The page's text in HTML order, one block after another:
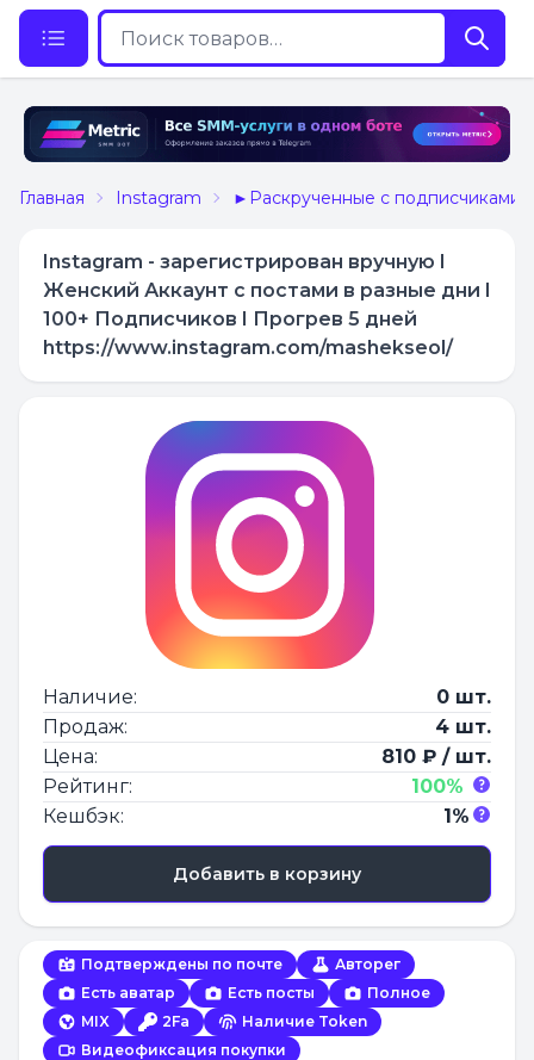
Главная Instagram ►Раскрученные с подписчиками
Instagram - зарегистрирован вручную I
Женский Аккаунт с постами в разные дни I
100+ Подписчиков I Прогрев 5 дней
https://www.instagram.com/mashekseol/
Подтверждены по почте
Авторег
Есть аватар
Есть посты
Полное
MIX
2Fa
Наличие Token
Видеофиксация покупки
Наличие:
0 шт.
Продаж:
4 шт.
Цена:
810 ₽ / шт.
Рейтинг:
100%
Кешбэк:
1%
Добавить в корзину